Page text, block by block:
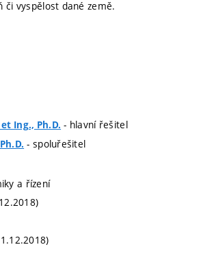
či vyspělost dané země.
Ing., Ph.D. - hlavní řešitel
- spoluřešitel
a řízení